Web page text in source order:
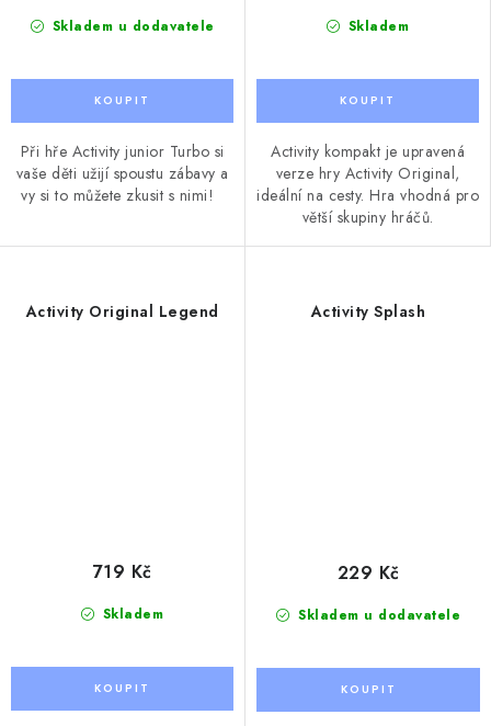
Skladem u dodavatele
Při hře Activity junior Turbo si
vaše děti užijí spoustu zábavy a
vy si to můžete zkusit s nimi!
Skladem
Activity kompakt je upravená
verze hry Activity Original,
ideální na cesty. Hra vhodná pro
větší skupiny hráčů.
Activity Original Legend
Skladem
719 Kč
Activity Splash
Skladem u dodavatele
229 Kč